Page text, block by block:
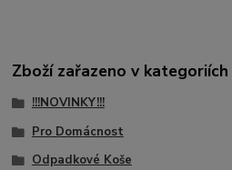
Zboží zařazeno v kategoriích
!!!NOVINKY!!!
Pro Domácnost
Odpadkové Koše